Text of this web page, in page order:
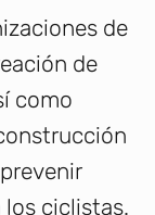
de
de
como
ciclistas.